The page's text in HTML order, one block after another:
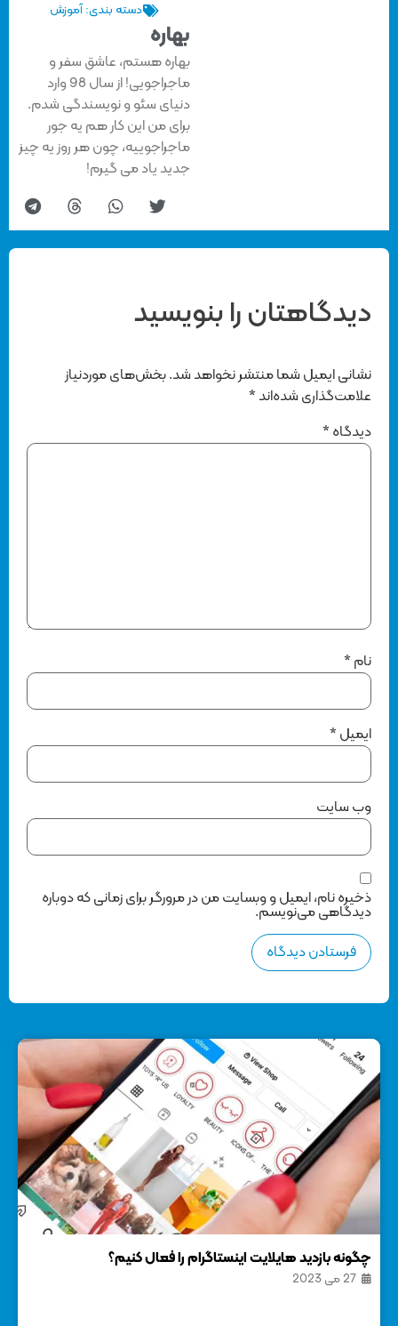
دسته بندی:آموزش
بهاره
بهاره هستم، عاشق سفر و
ماجراجویی! از سال 98 وارد
دنیای سئو و نویسندگی شدم.
برای من این کار هم یه جور
ماجراجوییه، چون هر روز یه چیز
جدید یاد می گیرم!
دیدگاهتان را بنویسید
نشانی ایمیل شما منتشر نخواهد شد. بخش‌های موردنیاز
علامت‌گذاری شده‌اند*
دیدگاه*
*
ایمیل*
وب‌ سایت
ذخیره نام، ایمیل و وبسایت من در مرورگر برای زمانی که دوباره
دیدگاهی می‌نویسم.
چگونه بازدید هایلایت اینستاگرام را فعال کنیم؟
27 می 2023